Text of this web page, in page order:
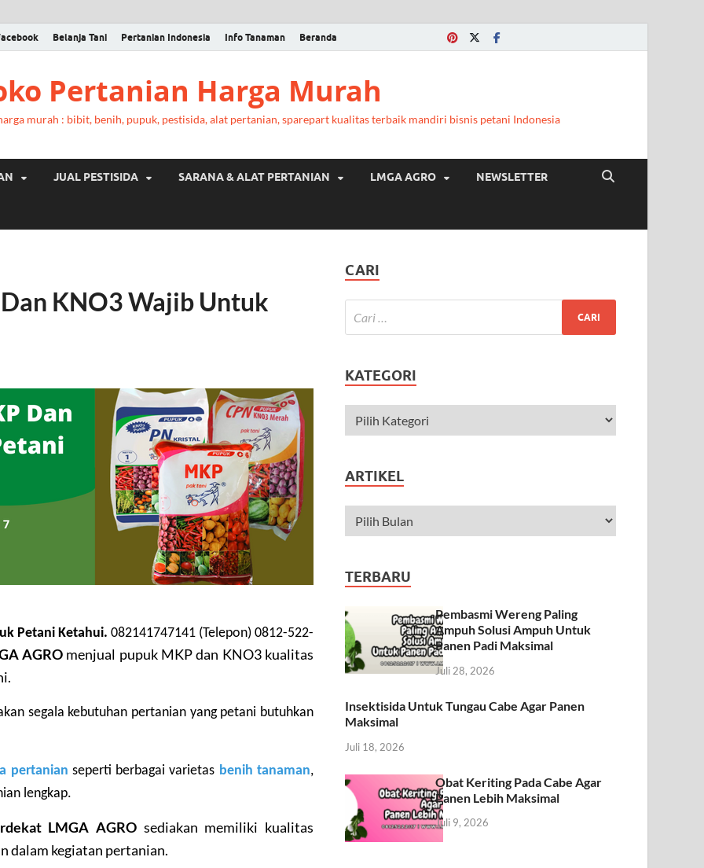
Belanja Tani Pertanian Indonesia Info Tanaman Beranda
Pertanian Harga Murah
murah : bibit, benih, pupuk, pestisida, alat pertanian, sparepart kualitas terbaik mandiri bisnis petani Indonesia
JUAL PESTISIDA SARANA & ALAT PERTANIAN LMGA AGRO NEWSLETTER
KNO3 Wajib Untuk
Petani Ketahui. 082141747141 (Telepon) 0812-522-
AGRO menjual pupuk MKP dan KNO3 kualitas
segala kebutuhan pertanian yang petani butuhkan
pertanian seperti berbagai varietas benih tanaman,
lengkap.
LMGA AGRO sediakan memiliki kualitas
dalam kegiatan pertanian.
CARI
KATEGORI
ARTIKEL
TERBARU
Pembasmi Wereng Paling
Ampuh Solusi Ampuh Untuk
Panen Padi Maksimal
Juli 28, 2026
Insektisida Untuk Tungau Cabe Agar Panen
Maksimal
Juli 18, 2026
Obat Keriting Pada Cabe Agar
Panen Lebih Maksimal
Juli 9, 2026